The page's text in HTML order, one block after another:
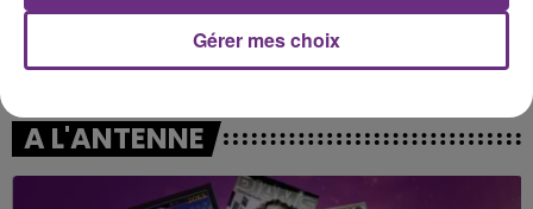
A L'ANTENNE
Gérer mes choix